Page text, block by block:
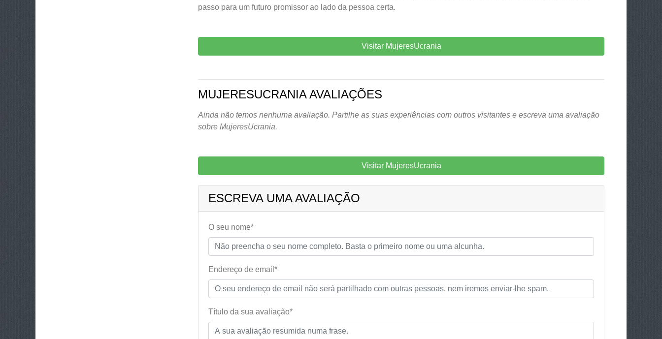
passo para um futuro promissor ao lado da pessoa certa.
Visitar MujeresUcrania
MUJERESUCRANIA AVALIAÇÕES
Ainda não temos nenhuma avaliação. Partilhe as suas experiências com outros visitantes e escreva uma avaliação
sobre MujeresUcrania.
Visitar MujeresUcrania
ESCREVA UMA AVALIAÇÃO
O seu nome*
Endereço de email*
Título da sua avaliação*